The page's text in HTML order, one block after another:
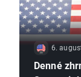
6.
Denné